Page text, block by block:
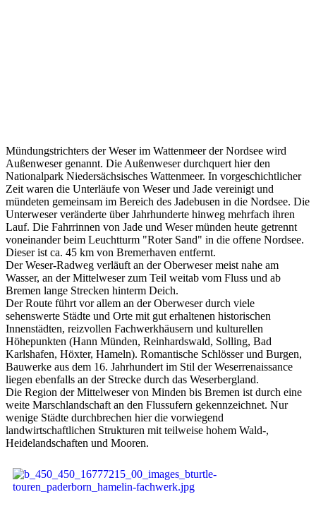
Mündungstrichters der Weser im Wattenmeer der Nordsee wird
Außenweser genannt. Die Außenweser durchquert hier den
Nationalpark Niedersächsisches Wattenmeer. In vorgeschichtlicher
Zeit waren die Unterläufe von Weser und Jade vereinigt und
mündeten gemeinsam im Bereich des Jadebusen in die Nordsee. Die
Unterweser veränderte über Jahrhunderte hinweg mehrfach ihren
Lauf. Die Fahrrinnen von Jade und Weser münden heute getrennt
voneinander beim Leuchtturm "Roter Sand" in die offene Nordsee.
Dieser ist ca. 45 km von Bremerhaven entfernt.
Der Weser-Radweg verläuft an der Oberweser meist nahe am
Wasser, an der Mittelweser zum Teil weitab vom Fluss und ab
Bremen lange Strecken hinterm Deich.
Der Route führt vor allem an der Oberweser durch viele
sehenswerte Städte und Orte mit gut erhaltenen historischen
Innenstädten, reizvollen Fachwerkhäusern und kulturellen
Höhepunkten (Hann Münden, Reinhardswald, Solling, Bad
Karlshafen, Höxter, Hameln). Romantische Schlösser und Burgen,
Bauwerke aus dem 16. Jahrhundert im Stil der Weserrenaissance
liegen ebenfalls an der Strecke durch das Weserbergland.
Die Region der Mittelweser von Minden bis Bremen ist durch eine
weite Marschlandschaft an den Flussufern gekennzeichnet. Nur
wenige Städte durchbrechen hier die vorwiegend
landwirtschaftlichen Strukturen mit teilweise hohem Wald-,
Heidelandschaften und Mooren.